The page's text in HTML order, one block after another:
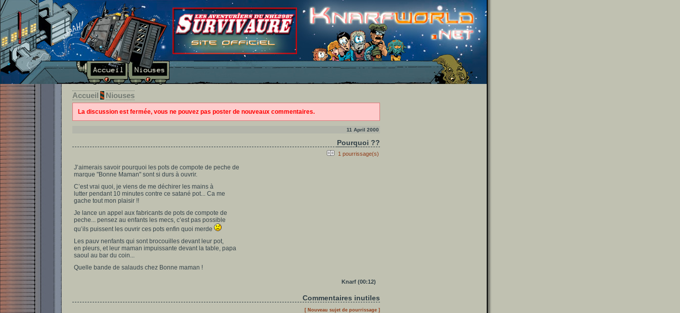
Accueil Niouses
La discussion est fermée, vous ne pouvez pas poster de nouveaux commentaires.
11 April 2000
Pourquoi ??
1 pourrissage(s)
J’aimerais savoir pourquoi les pots de compote de peche de
marque "Bonne Maman" sont si durs à ouvrir.
C’est vrai quoi, je viens de me déchirer les mains à
lutter pendant 10 minutes contre ce satané pot... Ca me
gache tout mon plaisir !!
Je lance un appel aux fabricants de pots de compote de
peche... pensez au enfants les mecs, c’est pas possible
qu’ils puissent les ouvrir ces pots enfin quoi merde
Les pauv nenfants qui sont brocouilles devant leur pot,
en pleurs, et leur maman impuissante devant la table, papa
saoul au bar du coin...
Quelle bande de salauds chez Bonne maman !
Knarf (00:12)
Commentaires inutiles
[ Nouveau sujet de pourrissage ]